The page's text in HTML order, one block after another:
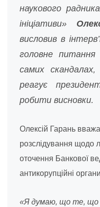
наукового
ініціативи»
висловив в
головне
самих
реагує
робити висновки.
Олексій Гарань
розслідування щодо
оточення Банкової
антикорупційні
«Я думаю, що те, що